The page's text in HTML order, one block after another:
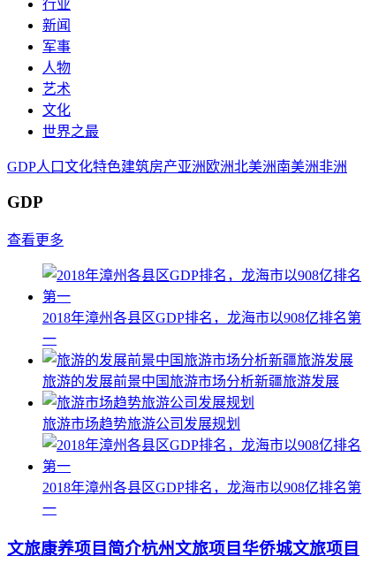
行业
新闻
军事
人物
艺术
文化
世界之最
GDP人口文化特色建筑房产亚洲 欧洲北美洲南美洲非洲
GDP
查看更多
2018年漳州各县区GDP排名，龙海市以908亿排名第
一
旅游的发展前景中国旅游市场分析新疆旅游发展
旅游市场趋势旅游公司发展规划
2018年漳州各县区GDP排名，龙海市以908亿排名第
一
文旅康养项目简介杭州文旅项目华侨城文旅项目